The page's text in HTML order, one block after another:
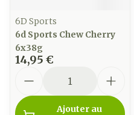
6D Sports
6d Sports Chew Cherry
6x38g
14,95 €
Ajouter au